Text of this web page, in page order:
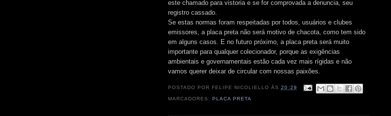
este chamado para vistoria e se for comprovada a denuncia, seu
registro cassado.
Se estas normas foram respeitadas por todos, usuários e clubes
emissores, a placa preta não será motivo de chacota, como tem sido
em alguns casos. E no futuro próximo, a placa preta será muito
importante para qualquer colecionador, porque as exigências
ambientais e governamentais estão cada vez mais rígidas e não
vamos querer deixar de circular com nossas paixões.
POSTADO POR FELIPE NICOLIELLO ÀS20:29
MARCADORES:PLACA PRETA